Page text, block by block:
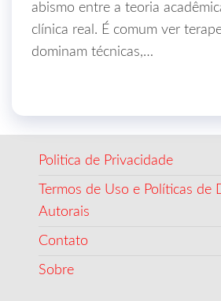
abismo entre a teoria
clínica real. É comum ver
dominam técnicas,…
Politica de Privacidade
Termos de Uso e Políticas de
Autorais
Contato
Sobre